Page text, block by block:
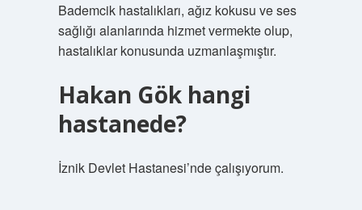
Bademcik hastalıkları, ağız kokusu ve ses
sağlığı alanlarında hizmet vermekte olup,
hastalıklar konusunda uzmanlaşmıştır.
Hakan Gök hangi
hastanede?
İznik Devlet Hastanesi’nde çalışıyorum.